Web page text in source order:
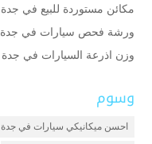
مكائن مستوردة للبيع في جدة
ورشة فحص سيارات في جدة
وزن اذرعة السيارات في جدة
وسوم
احسن ميكانيكي سيارات في جدة